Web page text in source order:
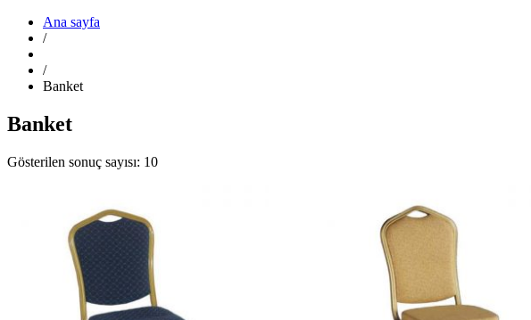
Ana sayfa
/
/
Banket
Banket
Gösterilen sonuç sayısı: 10